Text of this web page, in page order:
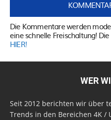
Die Kommentare werden
eine schnelle Freischaltung!
HIER!
WER
Seit 2012 berichten wir über
Trends in den Bereichen 4K /